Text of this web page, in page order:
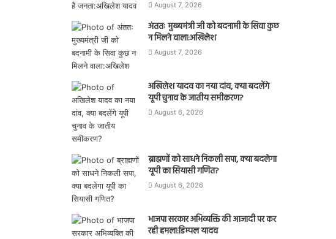
August 7, 2026
अंततः मुख्यमंत्री जी को बदनामी के सिवा कुछ
न मिलने वाला:अखिलेश
August 7, 2026
अखिलेश यादव का नया दांव, क्या बदलेंगे
यूपी चुनाव के जातीय समीकरण?
August 6, 2026
ब्राह्मणों को साधने निकली सपा, क्या बदलेगा
यूपी का सियासी गणित?
August 6, 2026
भाजपा सरकार अभिव्यक्ति की आजादी पर कर
रही हमला:डिम्पल यादव